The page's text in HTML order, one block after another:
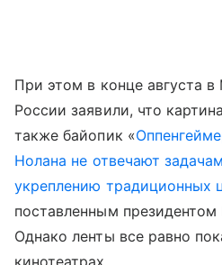
При этом в конце августа в
России заявили, что
также байопик «
Нолана не отвечают
укреплению традиционных
поставленным
Однако ленты все равно
кинотеатрах.